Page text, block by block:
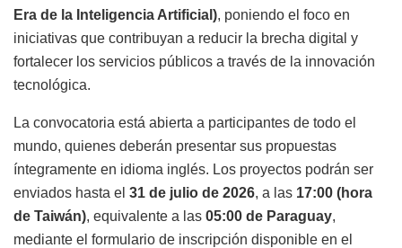
Era de la Inteligencia Artificial), poniendo el foco en
iniciativas que contribuyan a reducir la brecha digital y
fortalecer los servicios públicos a través de la innovación
tecnológica.
La convocatoria está abierta a participantes de todo el
mundo, quienes deberán presentar sus propuestas
íntegramente en idioma inglés. Los proyectos podrán ser
enviados hasta el 31 de julio de 2026, a las 17:00 (hora
de Taiwán), equivalente a las 05:00 de Paraguay,
mediante el formulario de inscripción disponible en el